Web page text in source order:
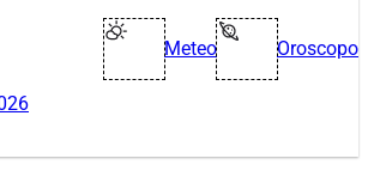
Meteo Oroscopo